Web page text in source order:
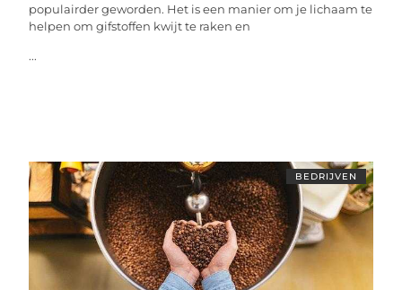
populairder geworden. Het is een manier om je lichaam te
helpen om gifstoffen kwijt te raken en
...
BEDRIJVEN